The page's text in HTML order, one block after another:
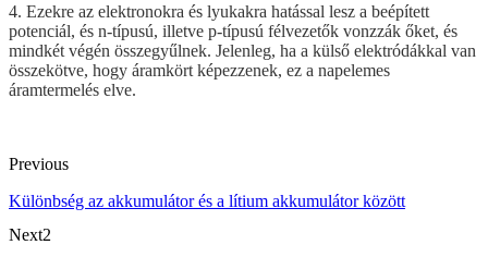
4. Ezekre az elektronokra és lyukakra hatással lesz a beépített
potenciál, és n-típusú, illetve p-típusú félvezetők vonzzák őket, és
mindkét végén összegyűlnek. Jelenleg, ha a külső elektródákkal van
összekötve, hogy áramkört képezzenek, ez a napelemes
áramtermelés elve.
Previous
Különbség az akkumulátor és a lítium akkumulátor között
Next2